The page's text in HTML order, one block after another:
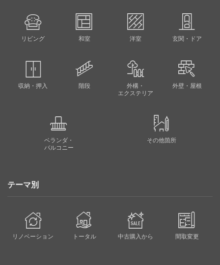
リビング 和室 洋室 玄関・ドア
収納・押入 階段
外構・
エクステリア
外壁・屋根
ベランダ・
バルコニー
その他箇所
テーマ別
リノベーション トータル 中古購入から 間取変更